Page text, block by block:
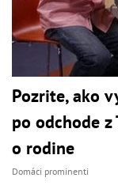
Pozrite, ako
po odchode z
o rodine
Domáci prominenti